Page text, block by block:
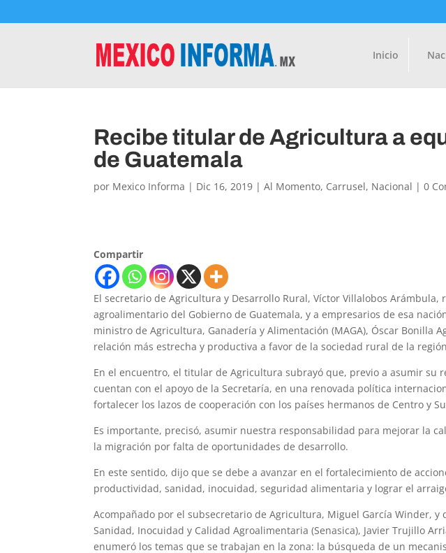
Inicio
Recibe titular de Agricultura a
de Guatemala
por Mexico Informa | Dic 16, 2019 |Al Momento, Carrusel, Nacional |0
Compartir
El secretario de Agricultura y Desarrollo Rural, Víctor Villalobos
agroalimentario del Gobierno de Guatemala, y a empresarios de esa
ministro de Agricultura, Ganadería y Alimentación (MAGA), Óscar Bonilla
relación más estrecha y productiva a favor de la sociedad rural de la
En el encuentro, el titular de Agricultura subrayó que, previo a asumir su
cuentan con el apoyo de la Secretaría, en una renovada política
fortalecer los lazos de cooperación con los países hermanos de Centro y
Es importante, precisó, asumir nuestra responsabilidad para mejorar la
la migración por falta de oportunidades de desarrollo.
En este sentido, dijo que se debe a avanzar en el fortalecimiento de
productividad, sanidad, inocuidad, seguridad alimentaria y lograr el
Acompañado por el subsecretario de Agricultura, Miguel García Winder,
Sanidad, Inocuidad y Calidad Agroalimentaria (Senasica), Javier Trujillo
enumeró los temas que se trabajan en la zona: la búsqueda de un